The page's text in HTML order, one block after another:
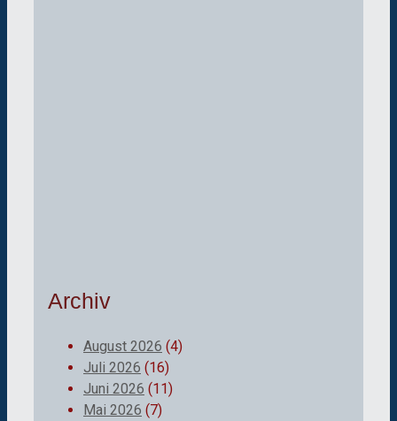
Archiv
August 2026 (4)
Juli 2026 (16)
Juni 2026 (11)
Mai 2026 (7)